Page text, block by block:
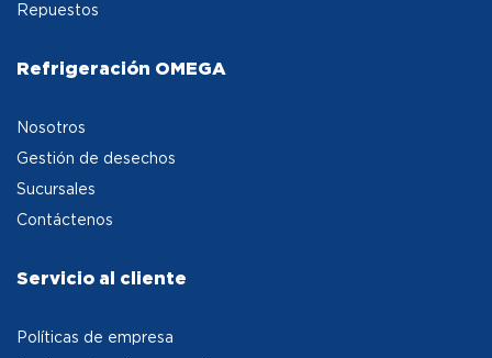
Repuestos
Refrigeración OMEGA
Nosotros
Gestión de desechos
Sucursales
Contáctenos
Servicio al cliente
Políticas de empresa